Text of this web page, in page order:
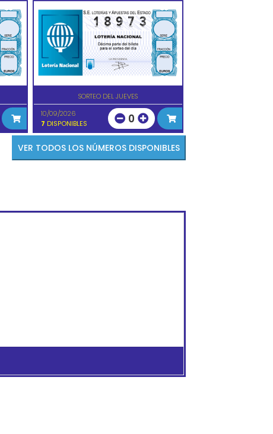
SORTEO DEL JUEVES
10/09/2026
7 DISPONIBLES 0
VER TODOS LOS NÚMEROS DISPONIBLES